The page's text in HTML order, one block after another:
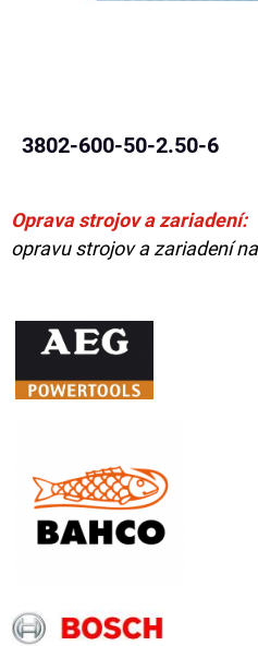
3802-600-50-2.50-6
Oprava strojov a zariadení:
opravu strojov a zariadení